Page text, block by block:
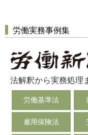
労働実務事例集
法解釈から実務処理
労働基準法
雇用保険法